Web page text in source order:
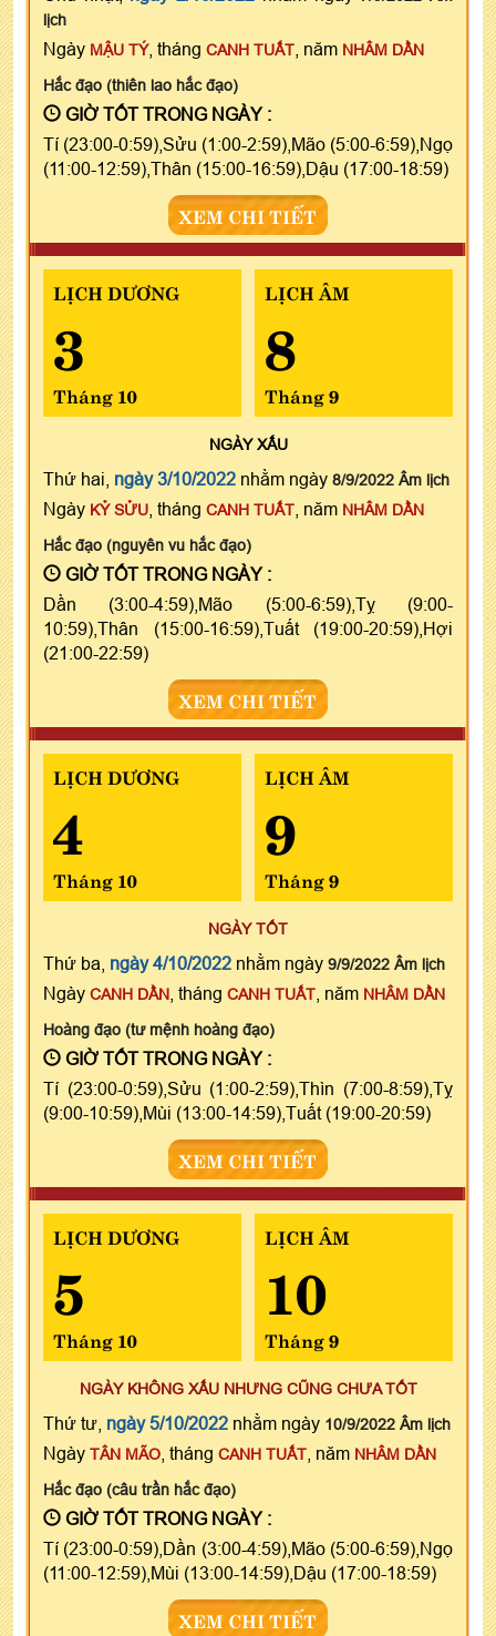
lịch
Ngày MẬU TÝ, tháng CANH TUẤT , năm NHÂM DẦN
Hắc đạo (thiên lao hắc đạo)
GIỜ TỐT TRONG NGÀY :
Tí (23:00-0:59),Sửu (1:00-2:59),Mão (5:00-6:59),Ngọ
(11:00-12:59),Thân (15:00-16:59),Dậu (17:00-18:59)
XEM CHI TIẾT
LỊCH DƯƠNG
3
Tháng 10
LỊCH ÂM
8
Tháng 9
NGÀYXẤU
Thứ hai, ngày 3/10/2022 nhằm ngày 8/9/2022 Âm lịch
Ngày KỶ SỬU , tháng CANH TUẤT , năm NHÂM DẦN
Hắc đạo (nguyên vu hắc đạo)
GIỜ TỐT TRONG NGÀY :
Dần (3:00-4:59),Mão (5:00-6:59),Tỵ (9:00-
10:59),Thân (15:00-16:59),Tuất (19:00-20:59),Hợi
(21:00-22:59)
XEM CHI TIẾT
LỊCH DƯƠNG
4
Tháng 10
LỊCH ÂM
9
Tháng 9
NGÀY TỐT
Thứ ba, ngày 4/10/2022 nhằm ngày 9/9/2022 Âm lịch
Ngày CANH DẦN , tháng CANH TUẤT , năm NHÂM DẦN
Hoàng đạo (tư mệnh hoàng đạo)
GIỜ TỐT TRONG NGÀY :
Tí (23:00-0:59),Sửu (1:00-2:59),Thìn (7:00-8:59),Tỵ
(9:00-10:59),Mùi (13:00-14:59),Tuất (19:00-20:59)
XEM CHI TIẾT
LỊCH DƯƠNG
5
Tháng 10
LỊCH ÂM
10
Tháng 9
NGÀY KHÔNG XẤU NHƯNG CŨNG CHƯA TỐT
Thứ tư, ngày 5/10/2022 nhằm ngày 10/9/2022 Âm lịch
Ngày TÂN MÃO , tháng CANH TUẤT , năm NHÂM DẦN
Hắc đạo (câu trần hắc đạo)
GIỜ TỐT TRONG NGÀY :
Tí (23:00-0:59),Dần (3:00-4:59),Mão (5:00-6:59),Ngọ
(11:00-12:59),Mùi (13:00-14:59),Dậu (17:00-18:59)
XEM CHI TIẾT